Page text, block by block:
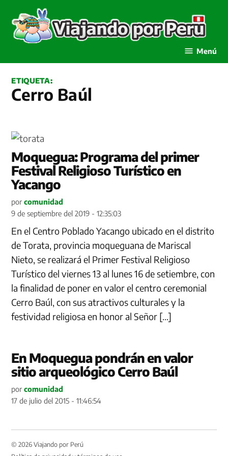
contenido
Menú
ETIQUETA:
Cerro Baúl
Moquegua: Programa del primer
Festival Religioso Turístico en
Yacango
por comunidad
9 de septiembre del 2019 - 12:35:03
En el Centro Poblado Yacango ubicado en el distrito
de Torata, provincia moqueguana de Mariscal
Nieto, se realizará el Primer Festival Religioso
Turístico del viernes 13 al lunes 16 de setiembre, con
la finalidad de poner en valor el centro ceremonial
Cerro Baúl, con sus atractivos culturales y la
festividad religiosa en honor al Señor […]
En Moquegua pondrán en valor
sitio arqueológico Cerro Baúl
por comunidad
17 de julio del 2015 - 11:46:54
© 2026 Viajando por Perú